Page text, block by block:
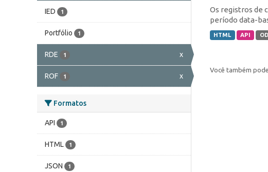
IED 1
Portfólio 1
RDE 1 x
ROF 1 x
Formatos
API 1
HTML 1
JSON 1
Os registros de
período data-
HTML API
Você também